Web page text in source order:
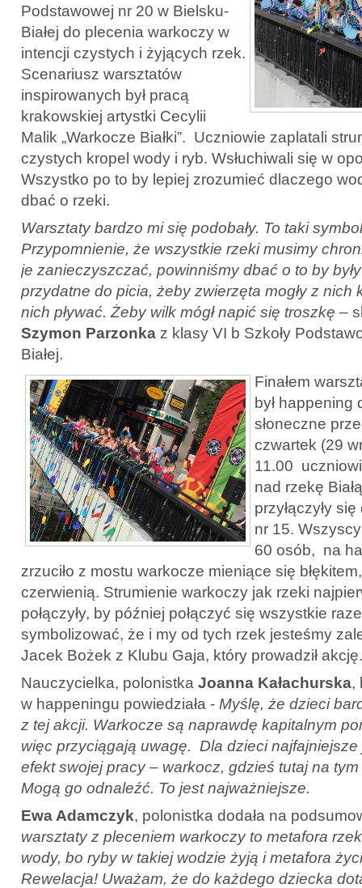
Podstawowej nr 20 w Bielsku-
Białej do plecenia warkoczy w
intencji czystych i żyjących rzek.
Scenariusz warsztatów
inspirowanych był pracą
krakowskiej artystki Cecylii
Malik „Warkocze Białki”. Uczniowie zaplatali
czystych kropel wody i ryb. Wsłuchiwali się w
Wszystko po to by lepiej zrozumieć dlaczego
dbać o rzeki.
Warsztaty bardzo mi się podobały. To taki
Przypomnienie, że wszystkie rzeki musimy
je zanieczyszczać, powinniśmy dbać o to by
przydatne do picia, żeby zwierzęta mogły z nich
nich pływać. Żeby wilk mógł napić się troszkę –
Szymon Parzonka z klasy VI b Szkoły
Białej.
Finałem
był happening
słoneczne
czwartek (29
11.00
nad rzekę
przyłączyły
nr 15.
60 osób, na
zrzuciło z mostu warkocze mieniące się
czerwienią. Strumienie warkoczy jak rzeki
połączyły, by później połączyć się wszystkie
symbolizować, że i my od tych rzek jesteśmy
Jacek Bożek z Klubu Gaja, który prowadził akcję.
Nauczycielka, polonistka Joanna Kałachurska,
w happeningu powiedziała - Myślę, że dzieci
z tej akcji. Warkocze są naprawdę kapitalnym
więc przyciągają uwagę. Dla dzieci najfajniejsze
efekt swojej pracy – warkocz, gdzieś tutaj na tym
Mogą go odnaleźć. To jest najważniejsze.
Ewa Adamczyk, polonistka dodała na
warsztaty z pleceniem warkoczy to metafora
wody, bo ryby w takiej wodzie żyją i metafora
Rewelacja! Uważam, że do każdego dziecka